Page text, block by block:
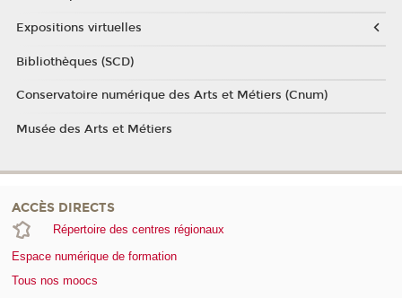
Expositions virtuelles
Bibliothèques (SCD)
Conservatoire numérique des Arts et Métiers (Cnum)
Musée des Arts et Métiers
ACCÈS DIRECTS
Répertoire des centres régionaux
Espace numérique de formation
Tous nos moocs